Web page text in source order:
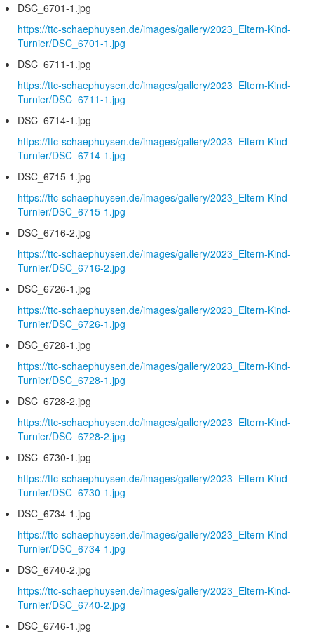
DSC_6701-1.jpg
https://ttc-schaephuysen.de/images/gallery/2023_Eltern-Kind-
Turnier/DSC_6701-1.jpg
DSC_6711-1.jpg
https://ttc-schaephuysen.de/images/gallery/2023_Eltern-Kind-
Turnier/DSC_6711-1.jpg
DSC_6714-1.jpg
https://ttc-schaephuysen.de/images/gallery/2023_Eltern-Kind-
Turnier/DSC_6714-1.jpg
DSC_6715-1.jpg
https://ttc-schaephuysen.de/images/gallery/2023_Eltern-Kind-
Turnier/DSC_6715-1.jpg
DSC_6716-2.jpg
https://ttc-schaephuysen.de/images/gallery/2023_Eltern-Kind-
Turnier/DSC_6716-2.jpg
DSC_6726-1.jpg
https://ttc-schaephuysen.de/images/gallery/2023_Eltern-Kind-
Turnier/DSC_6726-1.jpg
DSC_6728-1.jpg
https://ttc-schaephuysen.de/images/gallery/2023_Eltern-Kind-
Turnier/DSC_6728-1.jpg
DSC_6728-2.jpg
https://ttc-schaephuysen.de/images/gallery/2023_Eltern-Kind-
Turnier/DSC_6728-2.jpg
DSC_6730-1.jpg
https://ttc-schaephuysen.de/images/gallery/2023_Eltern-Kind-
Turnier/DSC_6730-1.jpg
DSC_6734-1.jpg
https://ttc-schaephuysen.de/images/gallery/2023_Eltern-Kind-
Turnier/DSC_6734-1.jpg
DSC_6740-2.jpg
https://ttc-schaephuysen.de/images/gallery/2023_Eltern-Kind-
Turnier/DSC_6740-2.jpg
DSC_6746-1.jpg